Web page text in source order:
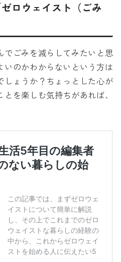
ロウェイスト（ごみ
でごみを減らしてみたいと思
いのかわからないという方は
しょうか？ちょっとした心が
を楽しむ気持ちがあれば、